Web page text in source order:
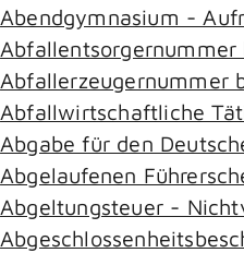
Abendgymnasium -
Abfallentsorgernummer
Abfallerzeugernummer
Abfallwirtschaftliche
Abgabe für den
Abgelaufenen
Abgeltungsteuer -